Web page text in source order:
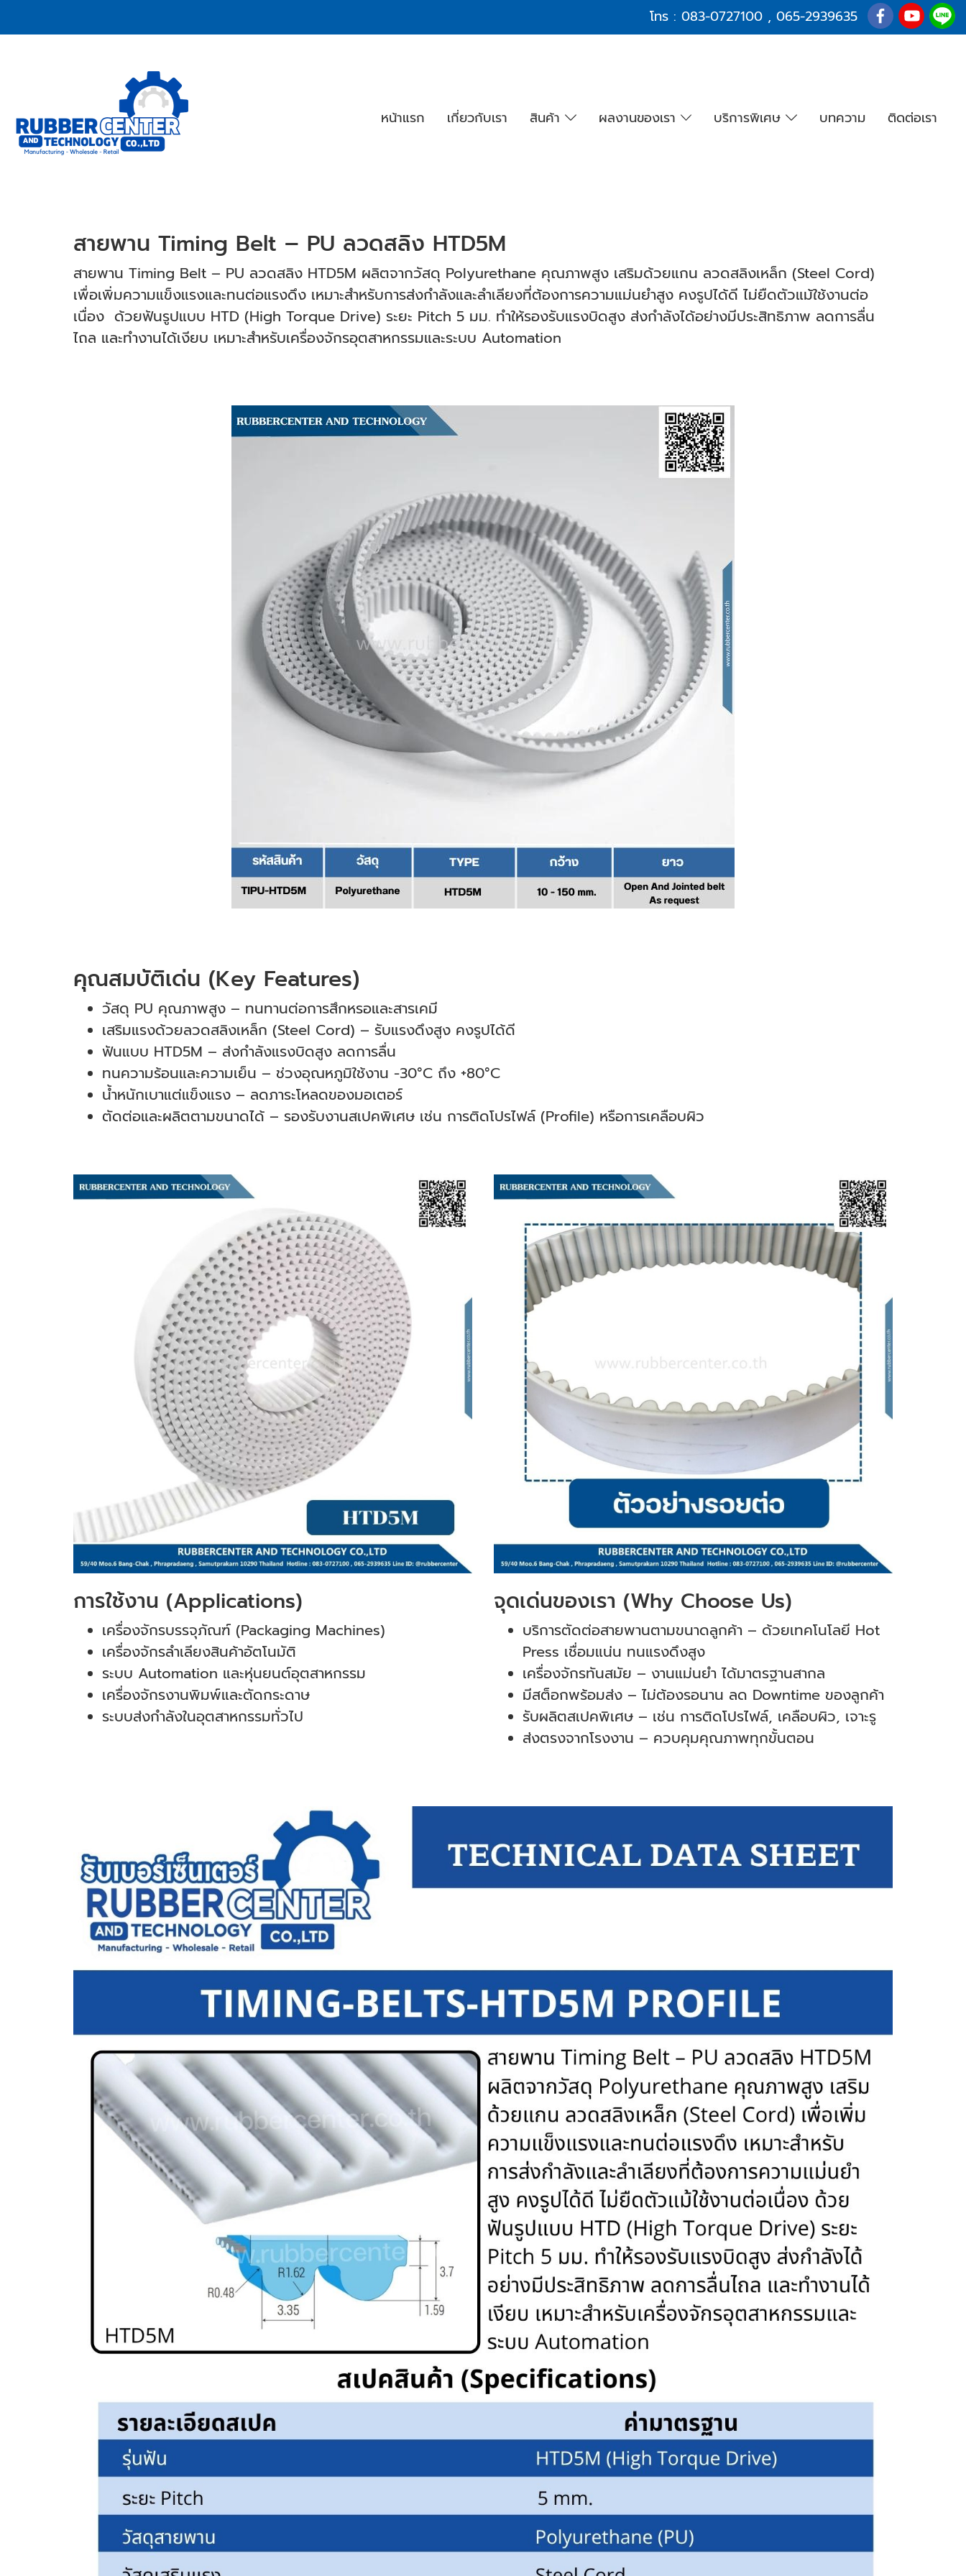
โทร : 083-0727100 , 065-2939635
หน้าแรก เกี่ยวกับเรา สินค้า ผลงานของเรา บริการพิเศษ บทความ ติดต่อเรา
สายพาน Timing Belt – PU ลวดสลิง HTD5M
สายพาน Timing Belt – PU ลวดสลิง HTD5M ผลิตจากวัสดุ Polyurethane คุณภาพสูง เสริมด้วยแกน ลวดสลิงเหล็ก (Steel Cord)
เพื่อเพิ่มความแข็งแรงและทนต่อแรงดึง เหมาะสำหรับการส่งกำลังและลำเลียงที่ต้องการความแม่นยำสูง คงรูปได้ดี ไม่ยืดตัวแม้ใช้งานต่อ
เนื่อง ด้วยฟันรูปแบบ HTD (High Torque Drive) ระยะ Pitch 5 มม. ทำให้รองรับแรงบิดสูง ส่งกำลังได้อย่างมีประสิทธิภาพ ลดการลื่น
ไถล และทำงานได้เงียบ เหมาะสำหรับเครื่องจักรอุตสาหกรรมและระบบ Automation
คุณสมบัติเด่น (Key Features)
วัสดุ PU คุณภาพสูง – ทนทานต่อการสึกหรอและสารเคมี
เสริมแรงด้วยลวดสลิงเหล็ก (Steel Cord) – รับแรงดึงสูง คงรูปได้ดี
ฟันแบบ HTD5M – ส่งกำลังแรงบิดสูง ลดการลื่น
ทนความร้อนและความเย็น – ช่วงอุณหภูมิใช้งาน -30°C ถึง +80°C
น้ำหนักเบาแต่แข็งแรง – ลดภาระโหลดของมอเตอร์
ตัดต่อและผลิตตามขนาดได้ – รองรับงานสเปคพิเศษ เช่น การติดโปรไฟล์ (Profile) หรือการเคลือบผิว
การใช้งาน (Applications)
เครื่องจักรบรรจุภัณฑ์ (Packaging Machines)
เครื่องจักรลำเลียงสินค้าอัตโนมัติ
ระบบ Automation และหุ่นยนต์อุตสาหกรรม
เครื่องจักรงานพิมพ์และตัดกระดาษ
ระบบส่งกำลังในอุตสาหกรรมทั่วไป
จุดเด่นของเรา (Why Choose Us)
บริการตัดต่อสายพานตามขนาดลูกค้า – ด้วยเทคโนโลยี Hot
Press เชื่อมแน่น ทนแรงดึงสูง
เครื่องจักรทันสมัย – งานแม่นยำ ได้มาตรฐานสากล
มีสต็อกพร้อมส่ง – ไม่ต้องรอนาน ลด Downtime ของลูกค้า
รับผลิตสเปคพิเศษ – เช่น การติดโปรไฟล์, เคลือบผิว, เจาะรู
ส่งตรงจากโรงงาน – ควบคุมคุณภาพทุกขั้นตอน